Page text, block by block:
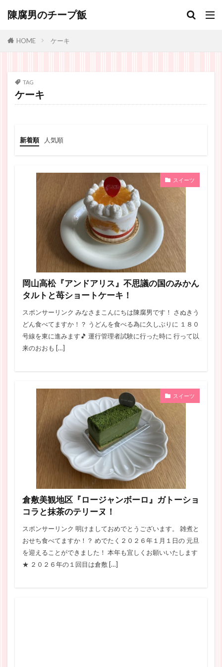
陳腐男のチープ飯
HOME ケーキ
TAG
ケーキ
新着順 人気順
スイーツ
岡山高松『アンドアリス』不思議の国のみかん
タルトと苺ショートケーキ！
スポンサーリンク みなさまこんにちは陳腐男です！ さぬきう
どん食べてますか！？ うどんを食べる為に久しぶりに １８０
号線を東に進みます🎵 運行管理者試験に行った時に 行って以
来のおおも […]
スイーツ
倉敷美観地区『ロージャンボーロ』ガトーショ
コラと抹茶のテリーヌ！
スポンサーリンク 明けましておめでとうございます。 雑煮と
おせち食べてますか！？ めでたく２０２６年１月１日の 元旦
を迎えることができました！ 本年も宜しくお願いいたします
★ ２０２６年の１回目は倉敷 […]